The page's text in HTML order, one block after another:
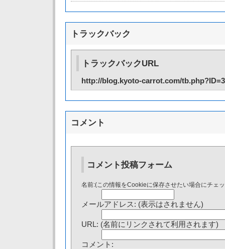
トラックバック
トラックバックURL
http://blog.kyoto-carrot.com/
コメント
コメント投稿フォーム
名前:(この情報をCookieに保存させたい場合にチェ
メールアドレス: (表示はされません)
URL: (名前にリンクされて利用されます)
コメント: